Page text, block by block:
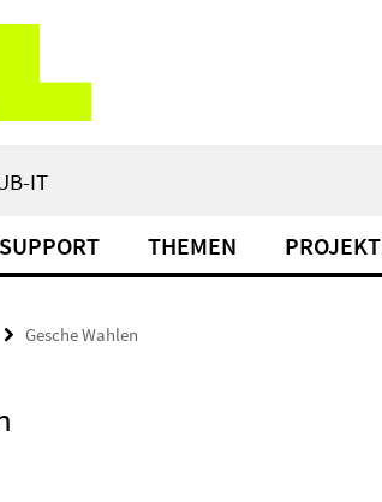
IT
SUPPORT THEMEN
Gesche Wahlen